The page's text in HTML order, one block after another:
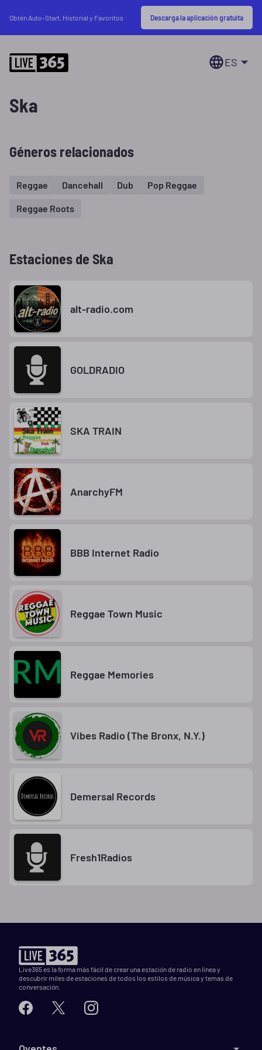
Obtén Auto-Start, Historial y Favoritos Descarga la aplicación gratuita
ES
Ska
Géneros relacionados
Reggae Dancehall Dub Pop Reggae
Reggae Roots
Estaciones de Ska
alt-radio.com
GOLDRADIO
SKA TRAIN
AnarchyFM
BBB Internet Radio
Reggae Town Music
Reggae Memories
Vibes Radio (The Bronx, N.Y.)
Demersal Records
Fresh1Radios
Live365 es la forma más fácil de crear una estación de radio en línea y
descubrir miles de estaciones de todos los estilos de música y temas de
conversación.